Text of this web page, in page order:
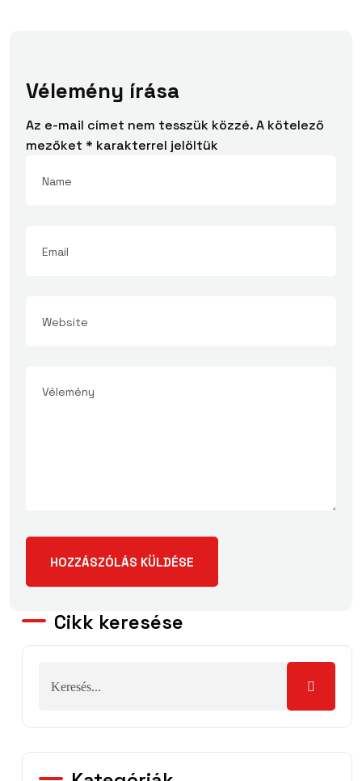
Vélemény írása
Az e-mail címet nem tesszük közzé.A kötelező
mezőket * karakterrel jelöltük
Cikk keresése